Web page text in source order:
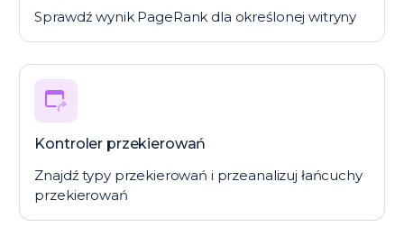
Sprawdź wynik PageRank dla określonej witryny
Kontroler przekierowań
Znajdź typy przekierowań i przeanalizuj łańcuchy
przekierowań